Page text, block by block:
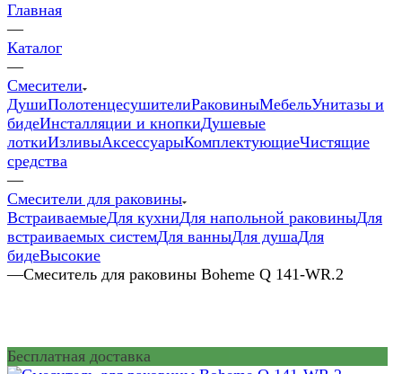
Главная
—
Каталог
—
Смесители
ДушиПолотенцесушителиРаковиныМебельУнитазы и
бидеИнсталляции и кнопкиДушевые
лоткиИзливыАксессуарыКомплектующиеЧистящие
средства
—
Смесители для раковины
ВстраиваемыеДля кухниДля напольной раковиныДля
встраиваемых системДля ванныДля душаДля
бидеВысокие
—Смеситель для раковины Boheme Q 141-WR.2
Бесплатная доставка